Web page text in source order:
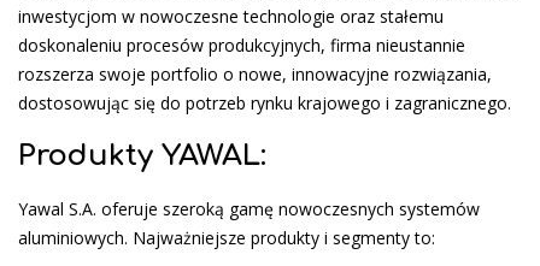
inwestycjom w nowoczesne technologie oraz stałemu
doskonaleniu procesów produkcyjnych, firma nieustannie
rozszerza swoje portfolio o nowe, innowacyjne rozwiązania,
dostosowując się do potrzeb rynku krajowego i zagranicznego.
Produkty YAWAL:
Yawal S.A. oferuje szeroką gamę nowoczesnych systemów
aluminiowych. Najważniejsze produkty i segmenty to: